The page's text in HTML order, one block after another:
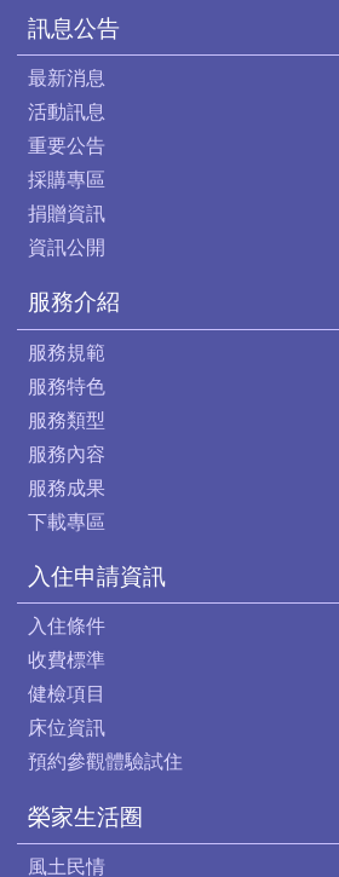
訊息公告
最新消息
活動訊息
重要公告
採購專區
捐贈資訊
資訊公開
服務介紹
服務規範
服務特色
服務類型
服務內容
服務成果
下載專區
入住申請資訊
入住條件
收費標準
健檢項目
床位資訊
預約參觀體驗試住
榮家生活圈
風土民情